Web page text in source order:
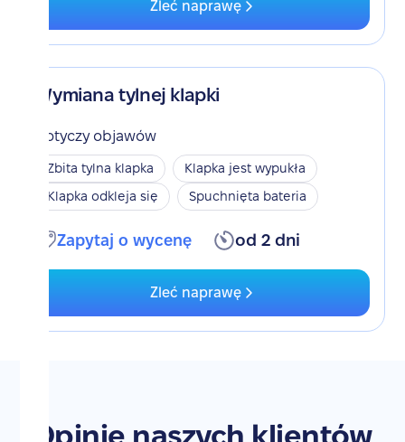
Zleć naprawę
Wymiana tylnej klapki
Dotyczy objawów
Zbita tylna klapka
Klapka jest wypukła
Klapka odkleja się
Spuchnięta bateria
Zapytaj o wycenę od 2 dni
Zleć naprawę
Opinie naszych klientów